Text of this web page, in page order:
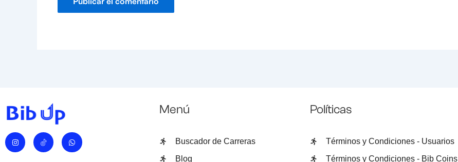
I
n
s
W
h
a
Menú
Buscador de Carreras
Blog
Políticas
Términos y Condiciones - Usuarios
Términos y Condiciones - Bib Coins